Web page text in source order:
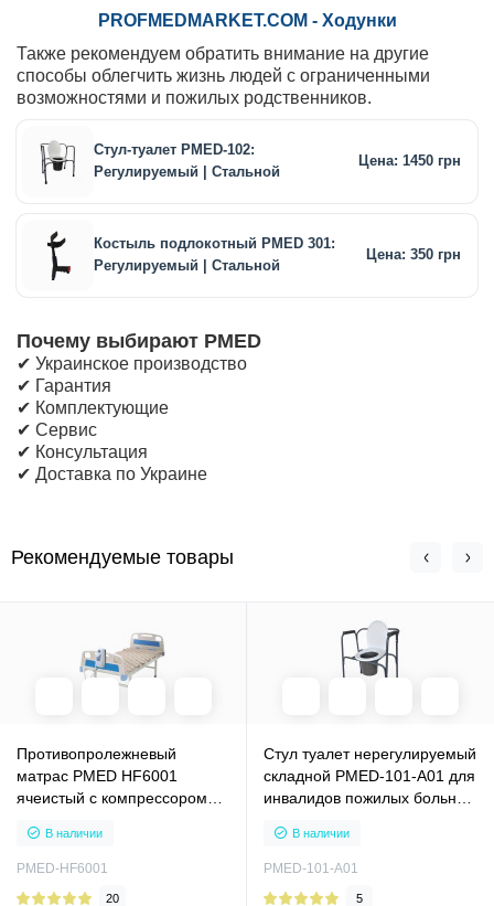
PROFMEDMARKET.COM - Ходунки
Также рекомендуем обратить внимание на другие
способы облегчить жизнь людей с ограниченными
возможностями и пожилых родственников.
Стул-туалет PMED-102:
Регулируемый | Стальной
Цена: 1450 грн
Костыль подлокотный PMED 301:
Регулируемый | Стальной
Цена: 350 грн
Почему выбирают PMED
✔ Украинское производство
✔ Гарантия
✔ Комплектующие
✔ Сервис
✔ Консультация
✔ Доставка по Украине
Рекомендуемые товары
Противопролежневый
матрас PMED HF6001
ячеистый с компрессором
антипролежневый для
больного
В наличии
PMED-HF6001
20
Стул туалет нерегулируемый
складной PMED-101-A01 для
инвалидов пожилых больных
В наличии
PMED-101-A01
5